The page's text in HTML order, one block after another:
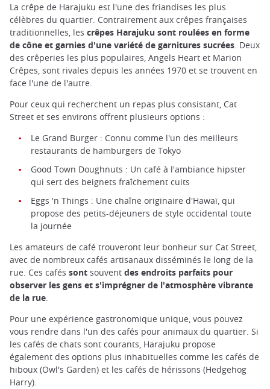
La crêpe de Harajuku est l'une des friandises les plus
célèbres du quartier. Contrairement aux crêpes françaises
traditionnelles, les crêpes Harajuku sont roulées en forme
de cône et garnies d'une variété de garnitures sucrées . Deux
des crêperies les plus populaires, Angels Heart et Marion
Crêpes, sont rivales depuis les années 1970 et se trouvent en
face l'une de l'autre.
Pour ceux qui recherchent un repas plus consistant, Cat
Street et ses environs offrent plusieurs options :
Le Grand Burger : Connu comme l'un des meilleurs
restaurants de hamburgers de Tokyo
Good Town Doughnuts : Un café à l'ambiance hipster
qui sert des beignets fraîchement cuits
Eggs 'n Things : Une chaîne originaire d'Hawaï, qui
propose des petits-déjeuners de style occidental toute
la journée
Les amateurs de café trouveront leur bonheur sur Cat Street,
avec de nombreux cafés artisanaux disséminés le long de la
rue. Ces cafés sont souvent des endroits parfaits pour
observer les gens et s'imprégner de l'atmosphère vibrante
de la rue.
Pour une expérience gastronomique unique, vous pouvez
vous rendre dans l'un des cafés pour animaux du quartier. Si
les cafés de chats sont courants, Harajuku propose
également des options plus inhabituelles comme les cafés de
hiboux (Owl's Garden) et les cafés de hérissons (Hedgehog
Harry).